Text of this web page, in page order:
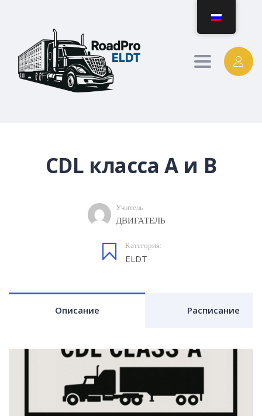
Toggle
CDL класса A и B
Учитель
ДВИГАТЕЛЬ
Категория:
ELDT
Описание Расписание